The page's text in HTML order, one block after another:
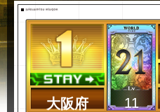
大阪府 11